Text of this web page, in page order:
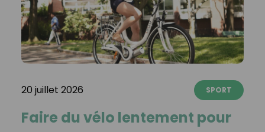
20 juillet 2026 SPORT
Faire du vélo lentement pour